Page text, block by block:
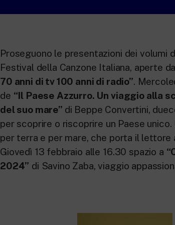
Proseguono le presentazioni dei volumi
Festival della Canzone Italiana, aperte
70 anni di tv 100 anni di radio”.
de “Il Paese Azzurro. Un viaggio alla
del suo mare” di Beppe Convertini,
per scoprire o riscoprire un Paese
per terra e per mare, che porta il
Giovedì 13 febbraio alle 16.30 spazio a
2024” di Savino Zaba, viaggio